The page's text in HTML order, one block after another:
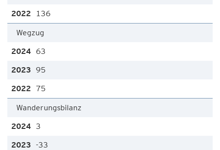
136
Wegzug
63
95
75
Wanderungsbilanz
3
-33